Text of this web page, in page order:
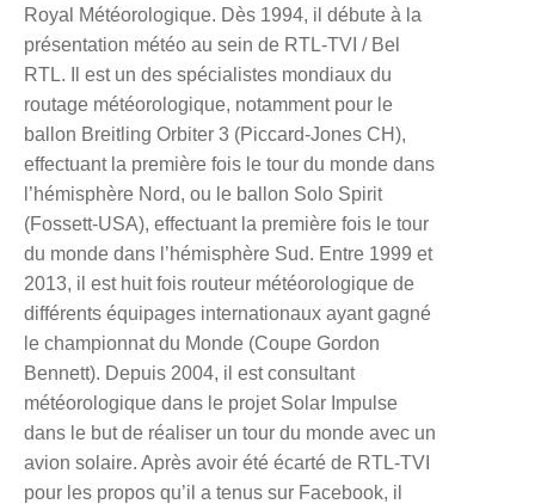
Royal Météorologique. Dès 1994, il débute à la
présentation météo au sein de RTL-TVI / Bel
RTL. Il est un des spécialistes mondiaux du
routage météorologique, notamment pour le
ballon Breitling Orbiter 3 (Piccard-Jones CH),
effectuant la première fois le tour du monde dans
l’hémisphère Nord, ou le ballon Solo Spirit
(Fossett-USA), effectuant la première fois le tour
du monde dans l’hémisphère Sud. Entre 1999 et
2013, il est huit fois routeur météorologique de
différents équipages internationaux ayant gagné
le championnat du Monde (Coupe Gordon
Bennett). Depuis 2004, il est consultant
météorologique dans le projet Solar Impulse
dans le but de réaliser un tour du monde avec un
avion solaire. Après avoir été écarté de RTL-TVI
pour les propos qu’il a tenus sur Facebook, il